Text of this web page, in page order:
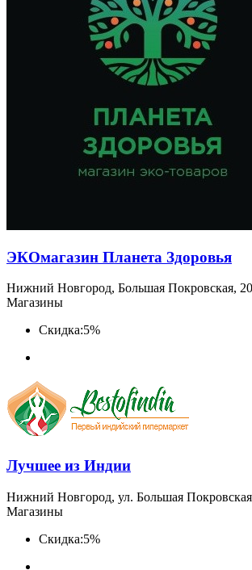
ЭКОмагазин Планета Здоровья
Нижний Новгород, Большая Покровская,
Магазины
Скидка:5%
Лучшее из Индии
Нижний Новгород, ул. Большая
Магазины
Скидка:5%